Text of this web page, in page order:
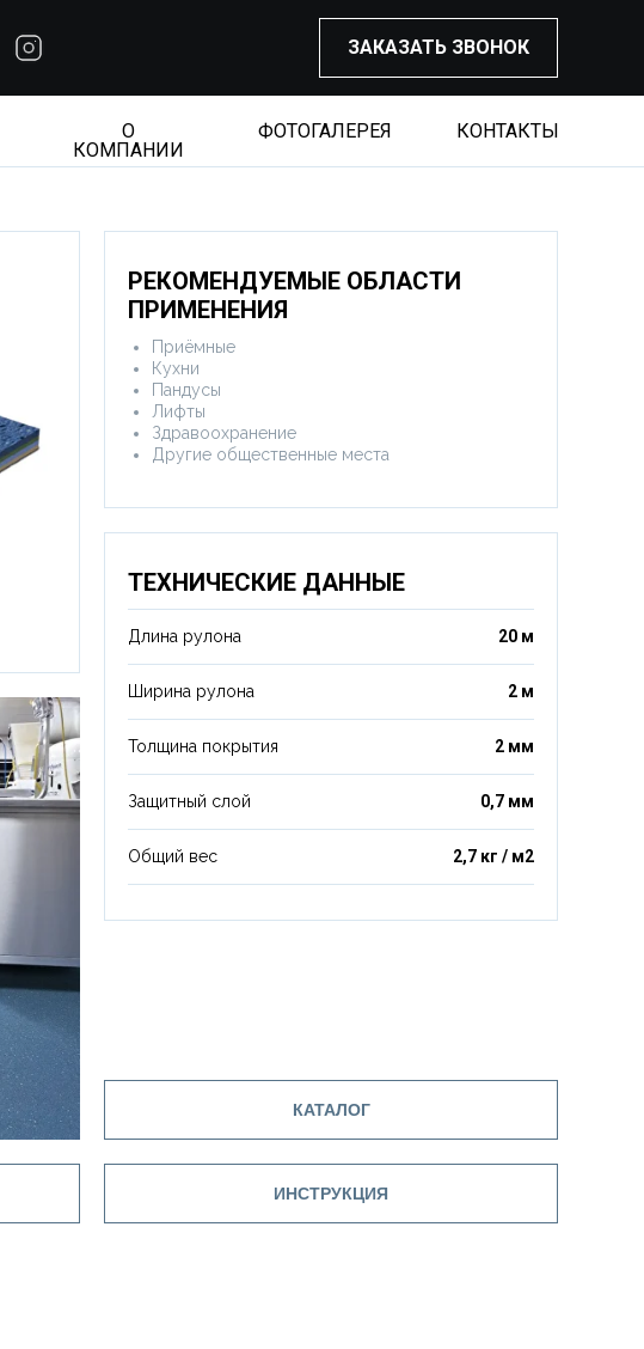
ЗАКАЗАТЬ ЗВОНОК
КОНТАКТЫ
ФОТОГАЛЕРЕЯ
О
КОМПАНИИ
РЕКОМЕНДУЕМЫЕ ОБЛАСТИ
ПРИМЕНЕНИЯ
Приёмные
Кухни
Пандусы
Лифты
Здравоохранение
Другие общественные места
ТЕХНИЧЕСКИЕ ДАННЫЕ
Длина рулона 20 м
Ширина рулона 2 м
Толщина покрытия 2 мм
Защитный слой 0,7 мм
Общий вес 2,7 кг / м2
КАТАЛОГ
ИНСТРУКЦИЯ